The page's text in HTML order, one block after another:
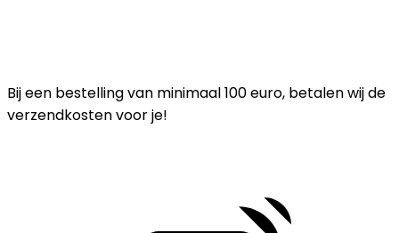
Bij een bestelling van minimaal 100 euro, betalen wij de
verzendkosten voor je!